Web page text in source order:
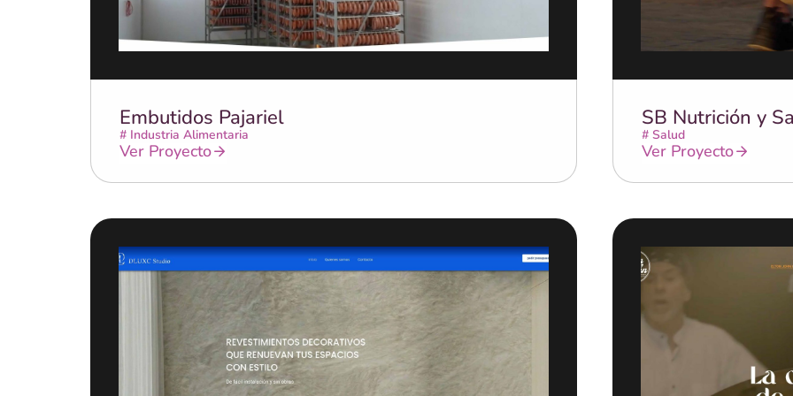
Embutidos Pajariel
# Industria Alimentaria
Ver Proyecto
SB Nutrición y
# Salud
Ver Proyecto